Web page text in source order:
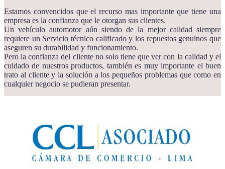
Estamos convencidos que el recurso mas importante que tiene una
empresa es la confianza que le otorgan sus clientes.
Un vehículo automotor aún siendo de la mejor calidad siempre
requiere un Servicio técnico calificado y los repuestos genuinos que
aseguren su durabilidad y funcionamiento.
Pero la confianza del cliente no solo tiene que ver con la calidad y el
cuidado de nuestros productos, también es muy importante el buen
trato al cliente y la solución a los pequeños problemas que como en
cualquier negocio se pudieran presentar.